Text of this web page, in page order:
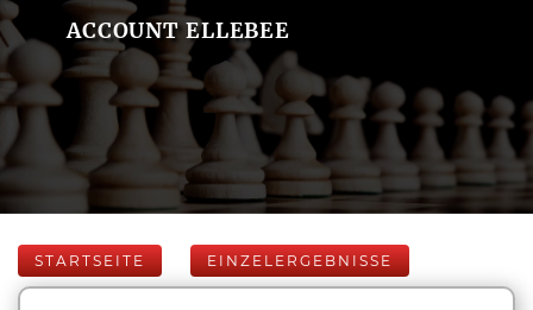
ACCOUNT ELLEBEE
STARTSEITE EINZELERGEBNISSE